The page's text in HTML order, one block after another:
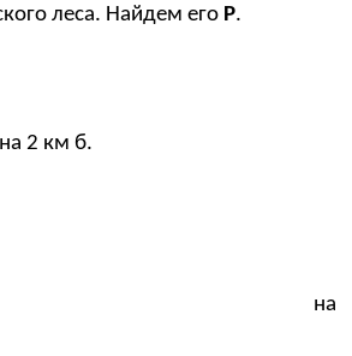
леса. Найдем его Р.
на 2 км б.